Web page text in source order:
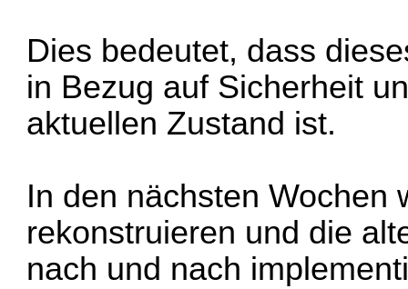
Dies bedeutet, dass
in Bezug auf Sicherheit
aktuellen Zustand ist.
In den nächsten Wochen
rekonstruieren und die
nach und nach